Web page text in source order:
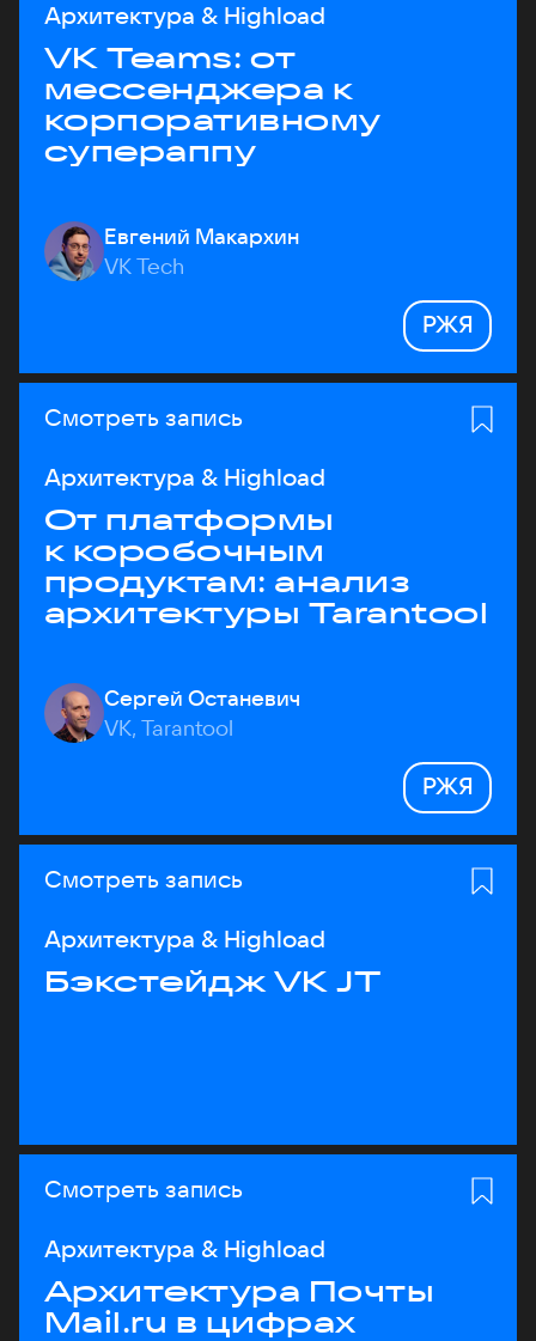
Архитектура & Highload
VK Teams: от
мессенджера к
корпоративному
супераппу
Евгений Макархин
VK Tech
РЖЯ
Смотреть запись
Архитектура & Highload
От платформы
к коробочным
продуктам: анализ
архитектуры Tarantool
Сергей Останевич
VK, Tarantool
РЖЯ
Смотреть запись
Архитектура & Highload
Бэкстейдж VK JT
Смотреть запись
Архитектура & Highload
Архитектура Почты
Mail.ru в цифрах